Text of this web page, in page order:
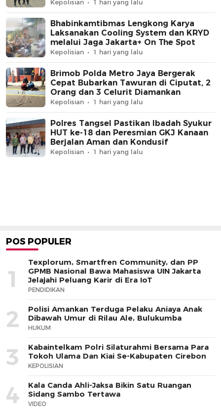
Kepolisian 1 hari yang lalu
Bhabinkamtibmas Lengkong Karya
Laksanakan Cooling System dan KRYD
melalui Jaga Jakarta+ On The Spot
Kepolisian 1 hari yang lalu
Brimob Polda Metro Jaya Bergerak
Cepat Bubarkan Tawuran di Ciputat, 2
Orang dan 3 Celurit Diamankan
Kepolisian 1 hari yang lalu
Polres Tangsel Pastikan Ibadah Syukur
HUT ke-18 dan Peresmian GKJ Kanaan
Berjalan Aman dan Kondusif
Kepolisian 1 hari yang lalu
POS POPULER
1
Texplorum, Smartfren Community, dan PP
GPMB Nasional Bawa Mahasiswa UIN Jakarta
Jelajahi Peluang Karir di Era IoT
PENDIDIKAN
2
Polisi Amankan Terduga Pelaku Aniaya Anak
Dibawah Umur di Rilau Ale, Bulukumba
HUKUM
3
Kabaintelkam Polri Silaturahmi Bersama Para
Tokoh Ulama Dan Kiai Se-Kabupaten Cirebon
KEPOLISIAN
4
Kala Canda Ahli-Jaksa Bikin Satu Ruangan
Sidang Sambo Tertawa
VIDEO